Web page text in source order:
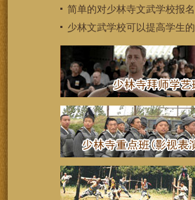
简单的对少林寺文武学校报名
少林文武学校可以提高学生的